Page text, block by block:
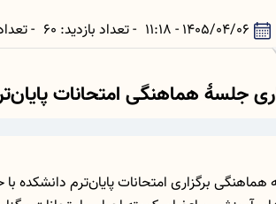
1405/04/06 - 11:18 - تعداد بازدید: 60 - تعداد بازدیدکننده: 59
جلسۀ هماهنگی امتحانات
برگزاری امتحانات پایان‌ترم دانشکده